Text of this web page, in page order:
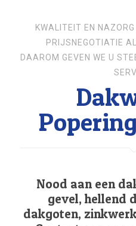
KWALITEIT EN
PRIJSNEGOTIATIE
DAAROM GEVEN WE U
Nood aan een
gevel, hellend
dakgoten,